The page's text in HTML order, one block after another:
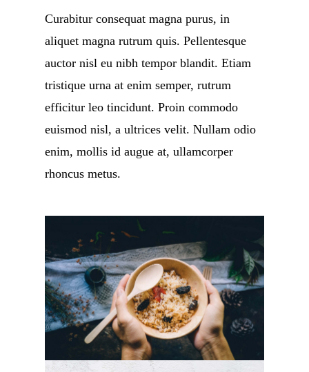
Curabitur consequat magna purus, in
aliquet magna rutrum quis. Pellentesque
auctor nisl eu nibh tempor blandit. Etiam
tristique urna at enim semper, rutrum
efficitur leo tincidunt. Proin commodo
euismod nisl, a ultrices velit. Nullam odio
enim, mollis id augue at, ullamcorper
rhoncus metus.